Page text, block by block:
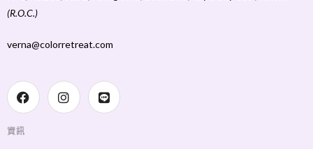
(R.O.C.)
verna@colorretreat.com
資訊